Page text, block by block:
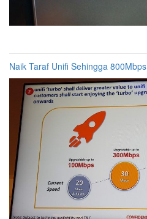
Naik Taraf Unifi Sehingga 800Mbps